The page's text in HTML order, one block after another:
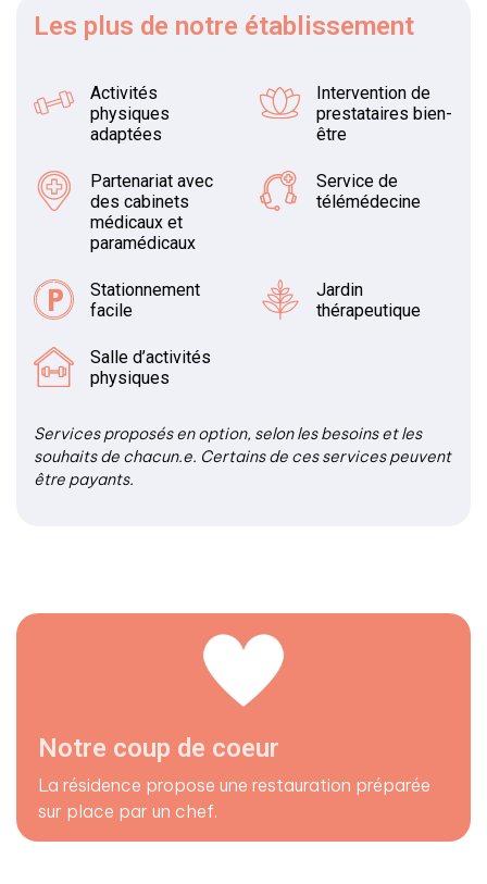
Les plus de notre établissement
Activités
physiques
adaptées
Intervention de
prestataires bien-
être
Partenariat avec
des cabinets
médicaux et
paramédicaux
Service de
télémédecine
Stationnement
facile
Jardin
thérapeutique
Salle d’activités
physiques
Services proposés en option, selon les besoins et les
souhaits de chacun.e. Certains de ces services peuvent
être payants.
Notre coup de coeur
La résidence propose une restauration préparée
sur place par un chef.